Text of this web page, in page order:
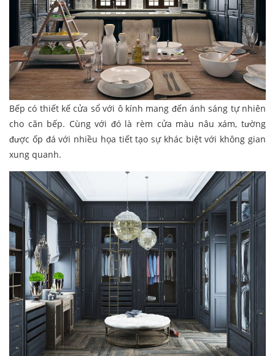
Bếp có thiết kế cửa sổ với ô kính mang đến ánh sáng tự nhiên
cho căn bếp. Cùng với đó là rèm cửa màu nâu xám, tường
được ốp đá với nhiều họa tiết tạo sự khác biệt với không gian
xung quanh.